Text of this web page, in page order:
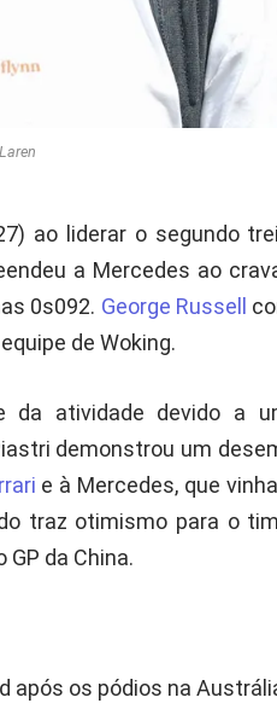
ao liderar o segundo
a Mercedes ao
0s092. George Russell
de Woking.
da atividade devido a
demonstrou um
e à Mercedes, que
traz otimismo para o
da China.
após os pódios na